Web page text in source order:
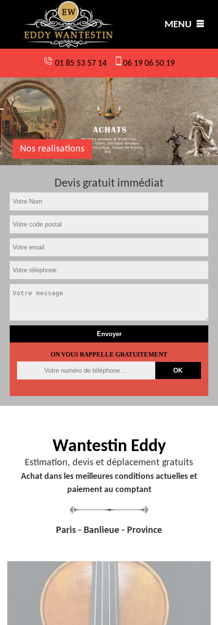
MENU
01 85 53 57 14 06 19 06 50 19
Nos realisations
Devis gratuit immédiat
ON VOUS RAPPELLE GRATUITEMENT
Wantestin Eddy
Estimation, devis et déplacement gratuits
Achat dans les meilleures conditions actuelles et
paiement au comptant
Paris - Banlieue - Province